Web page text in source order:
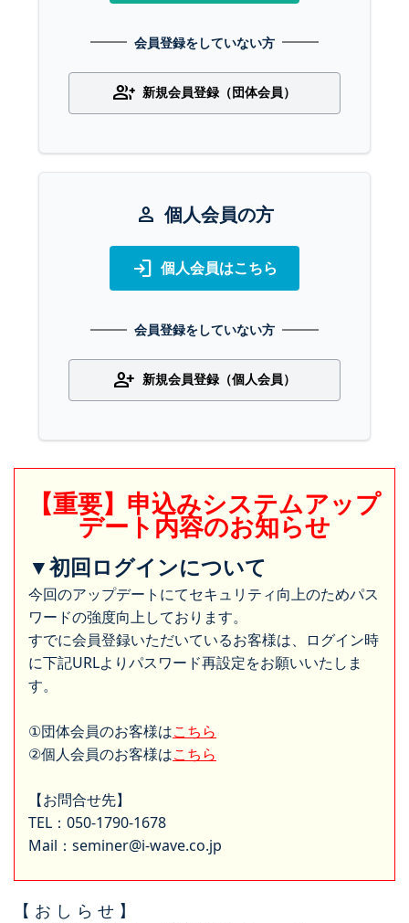
会員登録をしていない方
group_add 新規会員登録（団体会員）
person 個人会員の方
login 個人会員はこちら
会員登録をしていない方
person_add 新規会員登録（個人会員）
【重要】申込みシステムアップ
デート内容のお知らせ
▼初回ログインについて
今回のアップデートにてセキュリティ向上のためパス
ワードの強度向上しております。
すでに会員登録いただいているお客様は、ログイン時
に下記URLよりパスワード再設定をお願いいたしま
す。
①団体会員のお客様はこちら
②個人会員のお客様はこちら
【お問合せ先】
TEL：050-1790-1678
Mail：seminer@i-wave.co.jp
【 お し ら せ 】